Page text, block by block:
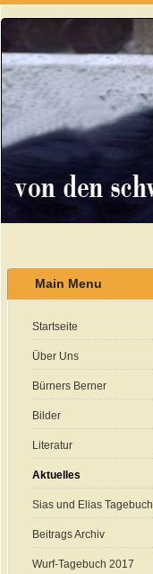
Main Menu
Startseite
Über Uns
Bürners Berner
Bilder
Literatur
Aktuelles
Sias und Elias Tagebuch
Beitrags Archiv
Wurf-Tagebuch 2017